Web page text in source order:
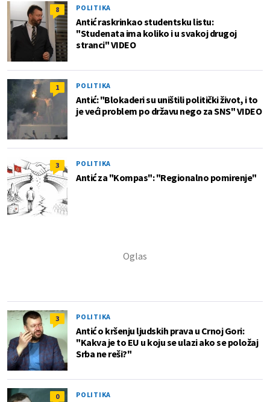
8 POLITIKA
Antić raskrinkao studentsku listu:
"Studenata ima koliko i u svakoj drugoj
stranci" VIDEO
1 POLITIKA
Antić: "Blokaderi su uništili politički život, i to
je veći problem po državu nego za SNS" VIDEO
3 POLITIKA
Antić za "Kompas": "Regionalno pomirenje"
3 POLITIKA
Antić o kršenju ljudskih prava u Crnoj Gori:
"Kakva je to EU u koju se ulazi ako se položaj
Srba ne reši?"
0 POLITIKA